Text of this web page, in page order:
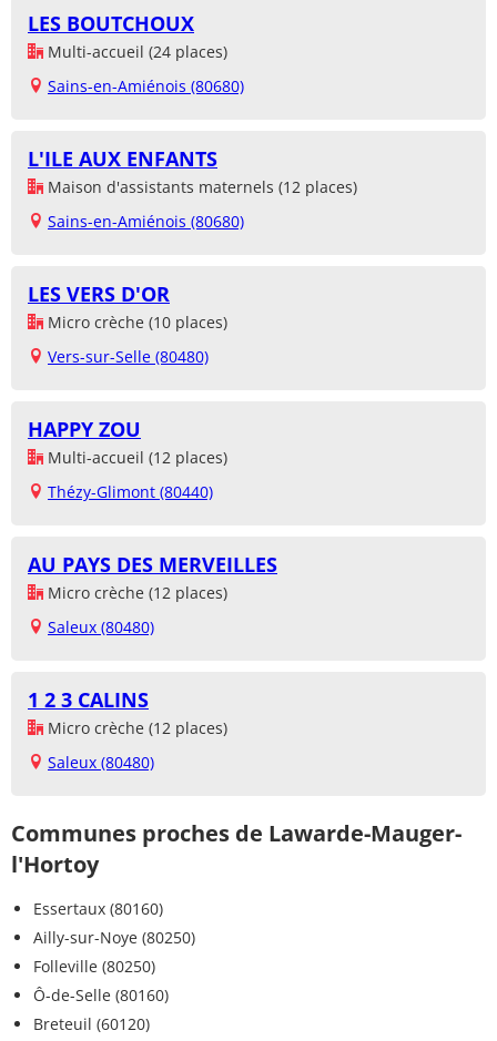
LES BOUTCHOUX
Multi-accueil (24 places)
Sains-en-Amiénois (80680)
L'ILE AUX ENFANTS
Maison d'assistants maternels (12 places)
Sains-en-Amiénois (80680)
LES VERS D'OR
Micro crèche (10 places)
Vers-sur-Selle (80480)
HAPPY ZOU
Multi-accueil (12 places)
Thézy-Glimont (80440)
AU PAYS DES MERVEILLES
Micro crèche (12 places)
Saleux (80480)
1 2 3 CALINS
Micro crèche (12 places)
Saleux (80480)
Communes proches de Lawarde-Mauger-
l'Hortoy
Essertaux (80160)
Ailly-sur-Noye (80250)
Folleville (80250)
Ô-de-Selle (80160)
Breteuil (60120)